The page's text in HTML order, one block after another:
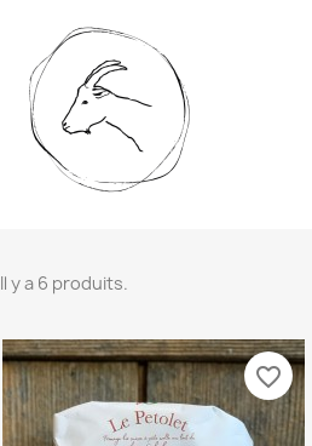
Il y a 6 produits.
favorite_border